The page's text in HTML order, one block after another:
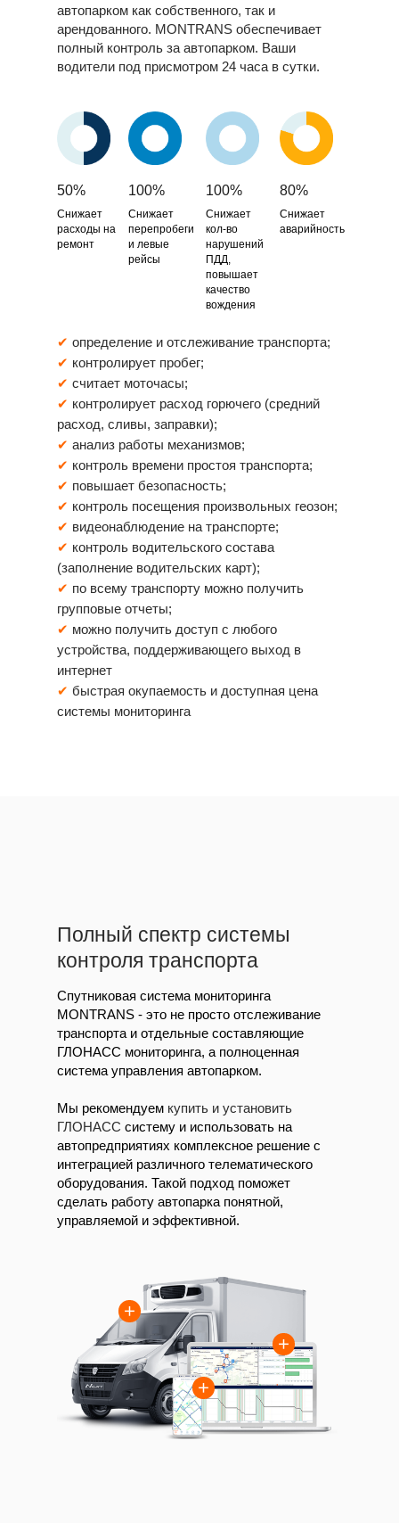
Снижает
расходы на
ремонт
50%
Снижает
перепробеги
и левые
рейсы
100%
Снижает
кол-во
нарушений
ПДД,
повышает
качество
вождения
100%
Снижает
аварийность
80%
автопарком как собственного, так и
арендованного. MONTRANS обеспечивает
полный контроль за автопарком. Ваши
водители под присмотром 24 часа в сутки.
✔ определение и отслеживание транспорта;
✔ контролирует пробег;
✔ считает моточасы;
✔ контролирует расход горючего (средний
расход, сливы, заправки);
✔ анализ работы механизмов;
✔ контроль времени простоя транспорта;
✔ повышает безопасность;
✔ контроль посещения произвольных геозон;
✔ видеонаблюдение на транспорте;
✔ контроль водительского состава
(заполнение водительских карт);
✔ по всему транспорту можно получить
групповые отчеты;
✔ можно получить доступ с любого
устройства, поддерживающего выход в
интернет
✔ быстрая окупаемость и доступная цена
системы мониторинга
Спутниковая система мониторинга
MONTRANS - это не просто отслеживание
транспорта и отдельные составляющие
ГЛОНАСС мониторинга, а полноценная
система управления автопарком.
Мы рекомендуем купить и установить
ГЛОНАСС систему и использовать на
автопредприятиях комплексное решение с
интеграцией различного телематического
оборудования. Такой подход поможет
сделать работу автопарка понятной,
управляемой и эффективной.
Полный спектр системы
контроля транспорта